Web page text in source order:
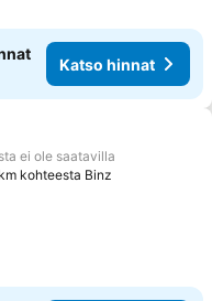
Katso hinnat
ei ole saatavilla
kohteesta Binz